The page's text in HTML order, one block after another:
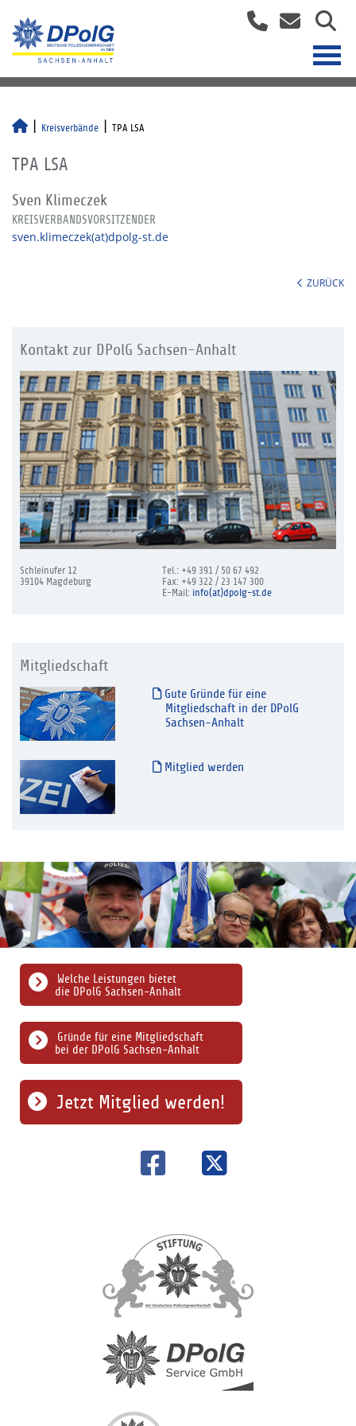
Kreisverbände TPA LSA
TPA LSA
Sven Klimeczek
KREISVERBANDSVORSITZENDER
sven.klimeczek(at)dpolg-st.de
ZURÜCK
Kontakt zur DPolG Sachsen-Anhalt
Schleinufer 12
39104 Magdeburg
Tel.: +49 391 / 50 67 492
Fax: +49 322 / 23 147 300
E-Mail: info(at)dpolg-st.de
Mitgliedschaft
Gute Gründe für eine
Mitgliedschaft in der DPolG
Sachsen-Anhalt
Mitglied werden
Gründe für eine Mitgliedschaft
bei der DPolG Sachsen-Anhalt
Welche Leistungen bietet
die DPolG Sachsen-Anhalt
Jetzt Mitglied werden!